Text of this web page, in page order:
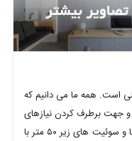
است. همه ما می دانیم که
و جهت برطرف کردن نیازهای
ضروری خانه پیدا کردن یک طرح کارآمد آسان نیست. برای دیدن مجموع ای از بهترین پلان های آپارتمان ها و سوئیت های زیر ۵۰ متر با